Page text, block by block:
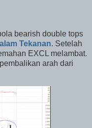
bearish double tops
Tekanan. Setelah
EXCL melambat.
arah dari